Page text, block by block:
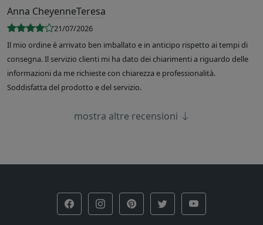
Anna CheyenneTeresa
21/07/2026
Il mio ordine è arrivato ben imballato e in anticipo rispetto ai tempi di
consegna. Il servizio clienti mi ha dato dei chiarimenti a riguardo delle
informazioni da me richieste con chiarezza e professionalità.
Soddisfatta del prodotto e del servizio.
mostra altre recensioni